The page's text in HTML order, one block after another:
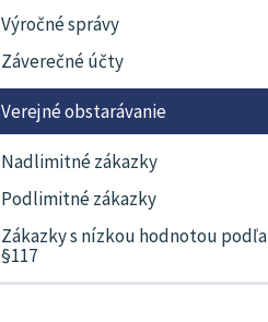
Výročné správy
Záverečné účty
Verejné obstarávanie
Nadlimitné zákazky
Podlimitné zákazky
Zákazky s nízkou hodnotou podľa
§117